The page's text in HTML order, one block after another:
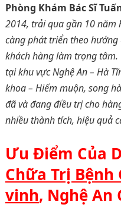
Phòng Khám Bác Sĩ
2014, trải qua gần 10 năm
càng phát triển theo hướng
khách hàng làm trọng
tại khu vực Nghệ An – Hà
khoa – Hiếm muộn, song
đã và đang điều trị cho
nhiều thành tích, hiệu quả
Ưu Điểm Của
Chữa Trị Bệnh
vinh, Nghệ An